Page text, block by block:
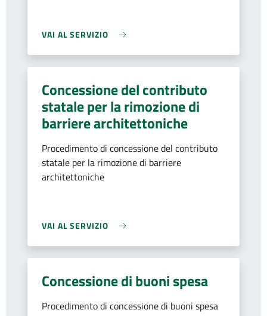
VAI AL SERVIZIO
Concessione del contributo
statale per la rimozione di
barriere architettoniche
Procedimento di concessione del contributo
statale per la rimozione di barriere
architettoniche
VAI AL SERVIZIO
Concessione di buoni spesa
Procedimento di concessione di buoni spesa